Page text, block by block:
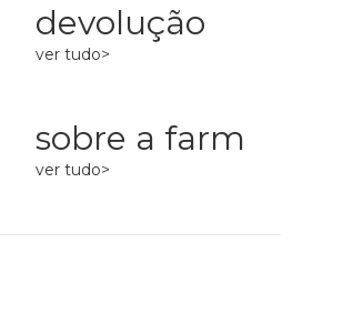
devolução
ver tudo>
sobre a farm
ver tudo>